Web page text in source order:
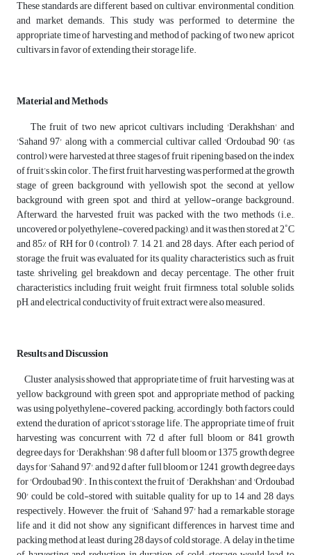
These standards are different based on cultivar, environmental condition,
and market demands. This study was performed to determine the
appropriate time of harvesting and method of packing of two new apricot
cultivars in favor of extending their storage life.
Material and Methods
The fruit of two new apricot cultivars including 'Derakhshan' and
'Sahand 97' along with a commercial cultivar called 'Ordoubad 90' (as
control) were harvested at three stages of fruit ripening based on the index
of fruit’s skin color. The first fruit harvesting was performed at the growth
stage of green background with yellowish spot, the second at yellow
background with green spot, and third at yellow-orange background.
Afterward, the harvested fruit was packed with the two methods (i.e.,
uncovered or polyethylene-covered packing), and it was then stored at 2˚C
and 85% of RH for 0 (control), 7, 14, 21, and 28 days. After each period of
storage, the fruit was evaluated for its quality characteristics, such as fruit
taste, shriveling, gel breakdown and decay percentage. The other fruit
characteristics including fruit weight, fruit firmness, total soluble solids,
pH, and electrical conductivity of fruit extract were also measured.
Results and Discussion
Cluster analysis showed that appropriate time of fruit harvesting was at
yellow background with green spot, and appropriate method of packing
was using polyethylene-covered packing; accordingly, both factors could
extend the duration of apricot’s storage life. The appropriate time of fruit
harvesting was concurrent with 72 d after full bloom or 841 growth
degree days for 'Derakhshan', 98 d after full bloom or 1375 growth degree
days for 'Sahand 97', and 92 d after full bloom or 1241 growth degree days
for 'Ordoubad 90'. In this context, the fruit of 'Derakhshan' and 'Ordoubad
90' could be cold-stored with suitable quality for up to 14 and 28 days,
respectively. However, the fruit of 'Sahand 97' had a remarkable storage
life and it did not show any significant differences in harvest time and
packing method at least during 28 days of cold storage. A delay in the time